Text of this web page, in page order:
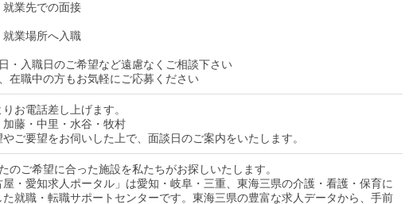
就業先での面接
就業場所へ入職
・入職日のご希望など遠慮なくご相談下さい
在職中の方もお気軽にご応募ください
お電話差し上げます。
加藤・中里・水谷・牧村
やご要望をお伺いした上で、面談日のご案内をいたします。
のご希望に合った施設を私たちがお探しいたします。
屋・愛知求人ポータル」は愛知・岐阜・三重、東海三県の介護・看護・保育に
た就職・転職サポートセンターです。東海三県の豊富な求人データから、手前